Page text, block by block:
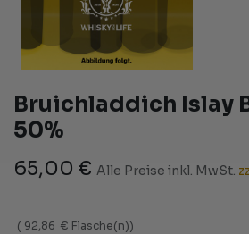
Bruichladdich Islay
50%
65,00 € Alle Preise inkl. MwSt.
( 92,86 € Flasche(n))